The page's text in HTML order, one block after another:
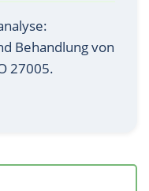
Behandlung von
27005.